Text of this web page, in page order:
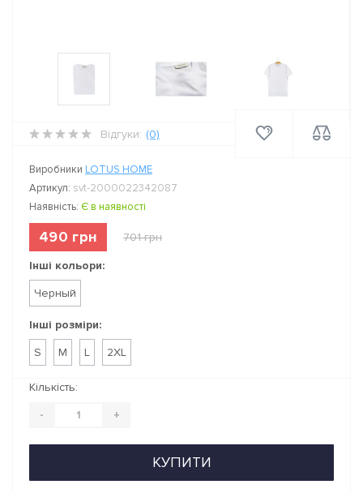
Відгуки: (0)
Виробники LOTUS HOME
Артикул: svt-2000022342087
Наявність: Є в наявності
490 грн 701 грн
Інші кольори:
Черный
Інші розміри:
S
M L 2XL
Кількість:
- +
КУПИТИ